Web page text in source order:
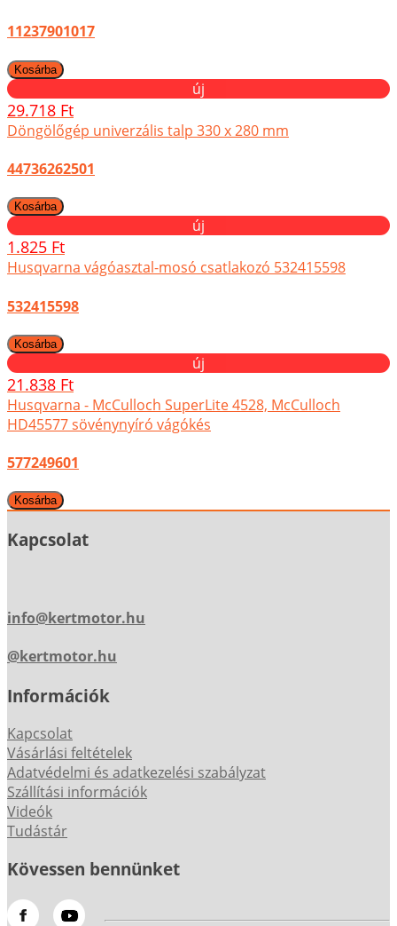
11237901017
új
29.718 Ft
Döngölőgép univerzális talp 330 x 280 mm
44736262501
új
1.825 Ft
Husqvarna vágóasztal-mosó csatlakozó 532415598
532415598
új
21.838 Ft
Husqvarna - McCulloch SuperLite 4528, McCulloch
HD45577 sövénynyíró vágókés
577249601
Kapcsolat
info@kertmotor.hu
@kertmotor.hu
Információk
Kapcsolat
Vásárlási feltételek
Adatvédelmi és adatkezelési szabályzat
Szállítási információk
Videók
Tudástár
Kövessen bennünket